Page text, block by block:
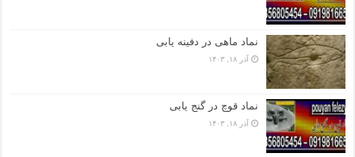
نماد ماهی در دفینه یابی
آذر ۱۸, ۱۴۰۳
نماد قوچ در گنج یابی
آذر ۱۸, ۱۴۰۳